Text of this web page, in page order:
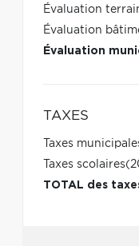
Évaluation
Évaluation
Évaluation
TAXES
Taxes
Taxes scolaires
TOTAL des